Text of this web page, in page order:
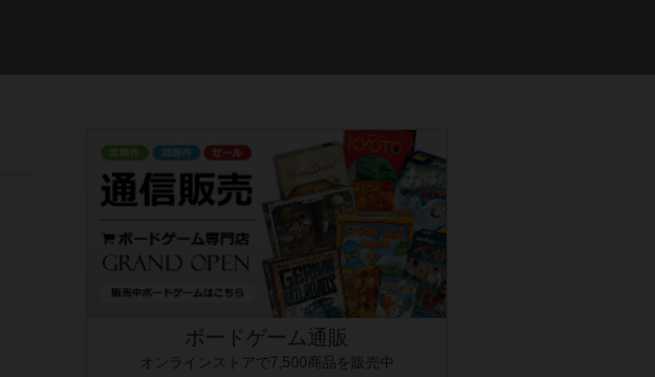
ボードゲーム通販
オンラインストアで7,500商品を販売中